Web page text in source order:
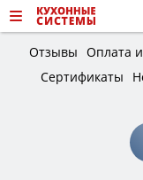
Отзывы Оплата
Сертификаты